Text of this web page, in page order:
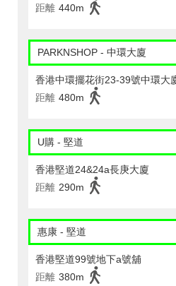
距離 440m
PARKNSHOP - 中環大廈
香港中環擺花街23-39號中環大
距離 480m
U購 - 堅道
香港堅道24&24a長庚大廈
距離 290m
惠康 - 堅道
香港堅道99號地下a號舖
距離 380m